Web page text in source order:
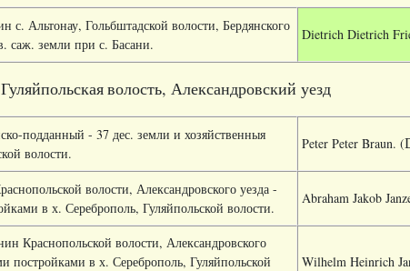
Альтонау, Гольбштадской волости, Бердянского
саж. земли при с. Басани.
Dietrich Dietrich
Гуляйпольскаяволость, Александровский уезд
подданный - 37 дес. земли и хозяйственныя
волости.
Peter Peter Braun. (
волости, Александровского уезда -
в х. Сереброполь, Гуляйпольской волости.
Abraham Jakob
Краснопольской волости, Александровского
постройками в х. Сереброполь, Гуляйпольской
Wilhelm Heinrich